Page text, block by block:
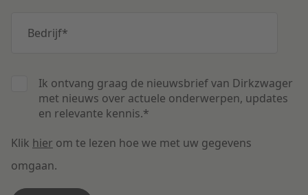
Bedrijf*
Ik ontvang graag de nieuwsbrief van Dirkzwager
met nieuws over actuele onderwerpen, updates
en relevante kennis.*
Klik hier om te lezen hoe we met uw gegevens
omgaan.